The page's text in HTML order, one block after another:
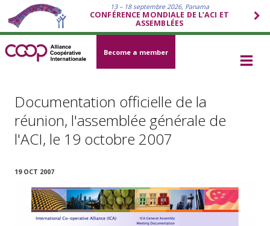
13 – 18 septembre 2026, Panama
CONFÉRENCE MONDIALE DE L’ACI ET
ASSEMBLÉES
Become a member
Documentation officielle de la
réunion, l'assemblée générale de
l'ACI, le 19 octobre 2007
19 OCT 2007